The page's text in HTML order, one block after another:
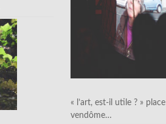
« l’art, est-il utile ? » place
vendôme…